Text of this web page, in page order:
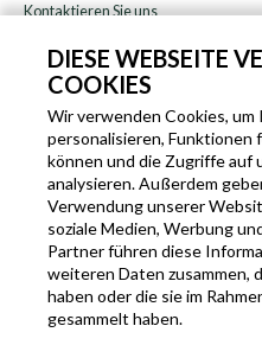
DIESE WEBSEITE
COOKIES
Wir verwenden Cookies, um
personalisieren, Funktionen
können und die Zugriffe auf
analysieren. Außerdem
Verwendung unserer
soziale Medien, Werbung
Partner führen diese
weiteren Daten zusammen,
haben oder die sie im
gesammelt haben.
Kontaktieren Sie uns
DAS UNTERNEHMEN
Rundschreiben
über uns
Blog
Partnerprogramm
EN IT FR DE